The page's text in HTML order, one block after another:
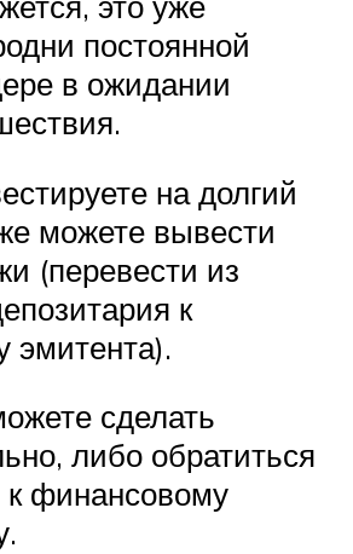
постоянной
в ожидании
на долгий
можете вывести
(перевести из
к
эмитента).
сделать
либо обратиться
финансовому